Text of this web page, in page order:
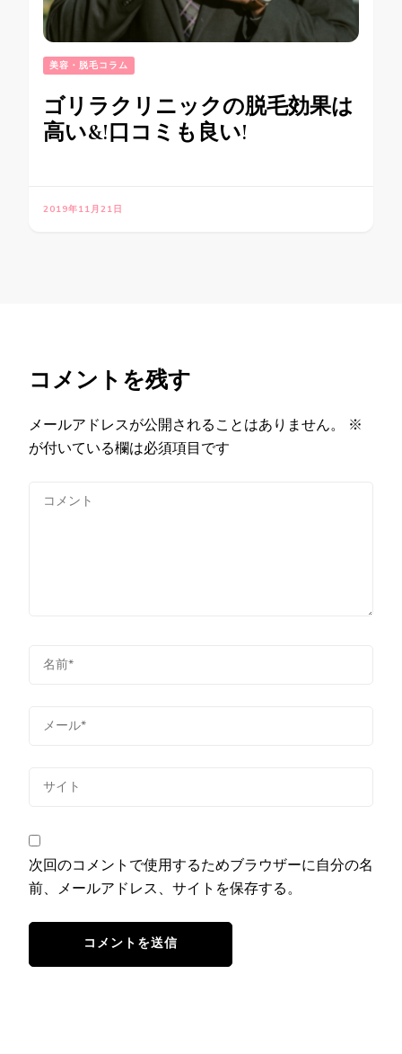
美容・脱毛コラム
ゴリラクリニックの脱毛効果は
高い&!口コミも良い!
2019年11月21日
コメントを残す
メールアドレスが公開されることはありません。
※
が付いている欄は必須項目です
次回のコメントで使用するためブラウザーに自分の名
前、メールアドレス、サイトを保存する。